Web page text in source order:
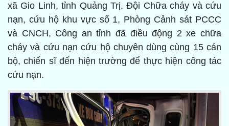
xã Gio Linh, tỉnh Quảng Trị. Đội Chữa cháy và cứu
nạn, cứu hộ khu vực số 1, Phòng Cảnh sát PCCC
và CNCH, Công an tỉnh đã điều động 2 xe chữa
cháy và cứu nạn cứu hộ chuyên dùng cùng 15 cán
bộ, chiến sĩ đến hiện trường để thực hiện công tác
cứu nạn.